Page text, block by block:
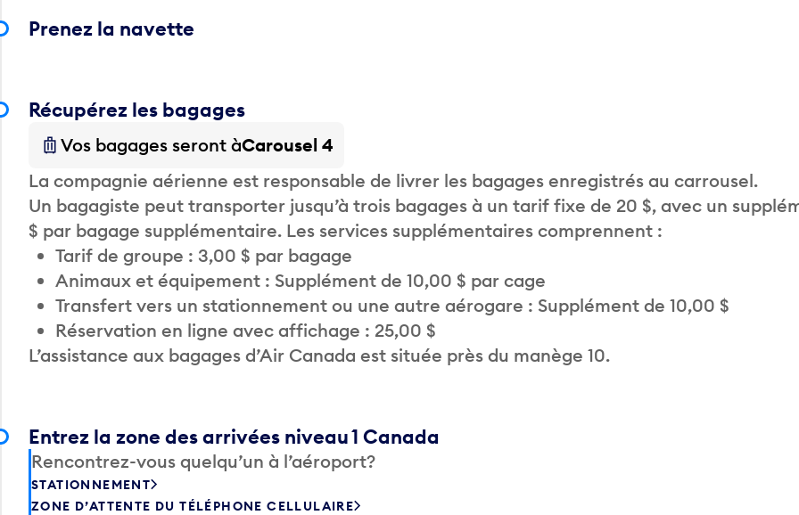
Prenez la navette
Récupérez les bagages
Vos bagages seront àCarousel 4
La compagnie aérienne est responsable de livrer les bagages enregistrés au carrousel.
Un bagagiste peut transporter jusqu’à trois bagages à un tarif fixe de 20 $, avec un
$ par bagage supplémentaire. Les services supplémentaires comprennent :
Tarif de groupe : 3,00 $ par bagage
Animaux et équipement : Supplément de 10,00 $ par cage
Transfert vers un stationnement ou une autre aérogare : Supplément de 10,00 $
Réservation en ligne avec affichage : 25,00 $
L’assistance aux bagages d’Air Canada est située près du manège 10.
Entrez la zone des arrivées niveau 1 Canada
Rencontrez-vous quelqu’un à l’aéroport?
STATIONNEMENT
ZONE D’ATTENTE DU TÉLÉPHONE CELLULAIRE